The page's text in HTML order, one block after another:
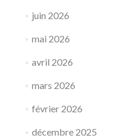
juin 2026
mai 2026
avril 2026
mars 2026
février 2026
décembre 2025